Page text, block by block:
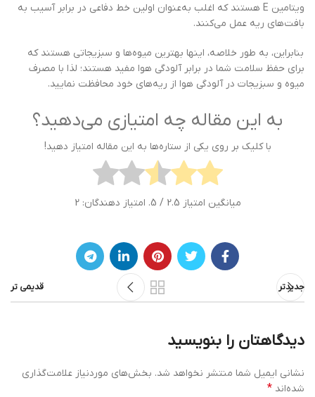
ویتامین E هستند که اغلب به‌عنوان اولین خط دفاعی در برابر آسیب به
بافت‌های ریه عمل می‌کنند.
بنابراین، به طور خلاصه، اینها بهترین میوه‌ها و سبزیجاتی هستند که
برای حفظ سلامت شما در برابر آلودگی هوا مفید هستند؛ لذا با مصرف
میوه و سبزیجات در آلودگی هوا از ریه‌های خود محافظت نمایید.
به این مقاله چه امتیازی می‌دهید؟
با کلیک بر روی یکی از ستاره‌ها به این مقاله امتیاز دهید!
میانگین امتیاز 2.5 / 5. امتیاز دهندگان: 2
جدیدتر قدیمی تر
دیدگاهتان را بنویسید
نشانی ایمیل شما منتشر نخواهد شد. بخش‌های موردنیاز علامت‌گذاری
شده‌اند *